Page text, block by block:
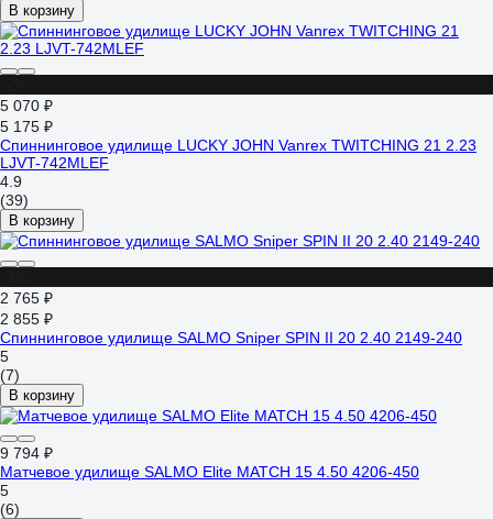
В корзину
5 070 ₽
5 175 ₽
Спиннинговое удилище LUCKY JOHN Vanrex TWITCHING 21 2.23
LJVT-742MLEF
4.9
(39)
В корзину
2 765 ₽
2 855 ₽
Спиннинговое удилище SALMO Sniper SPIN II 20 2.40 2149-240
5
(7)
В корзину
9 794 ₽
Матчевое удилище SALMO Elite MATCH 15 4.50 4206-450
5
(6)